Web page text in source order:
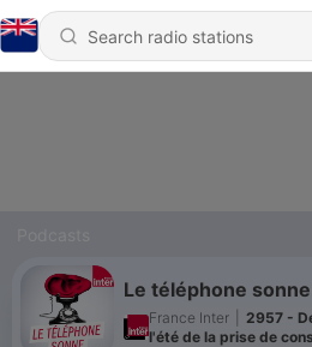
Le téléphone sonne
France Inter
2957 -
l'été de la prise de